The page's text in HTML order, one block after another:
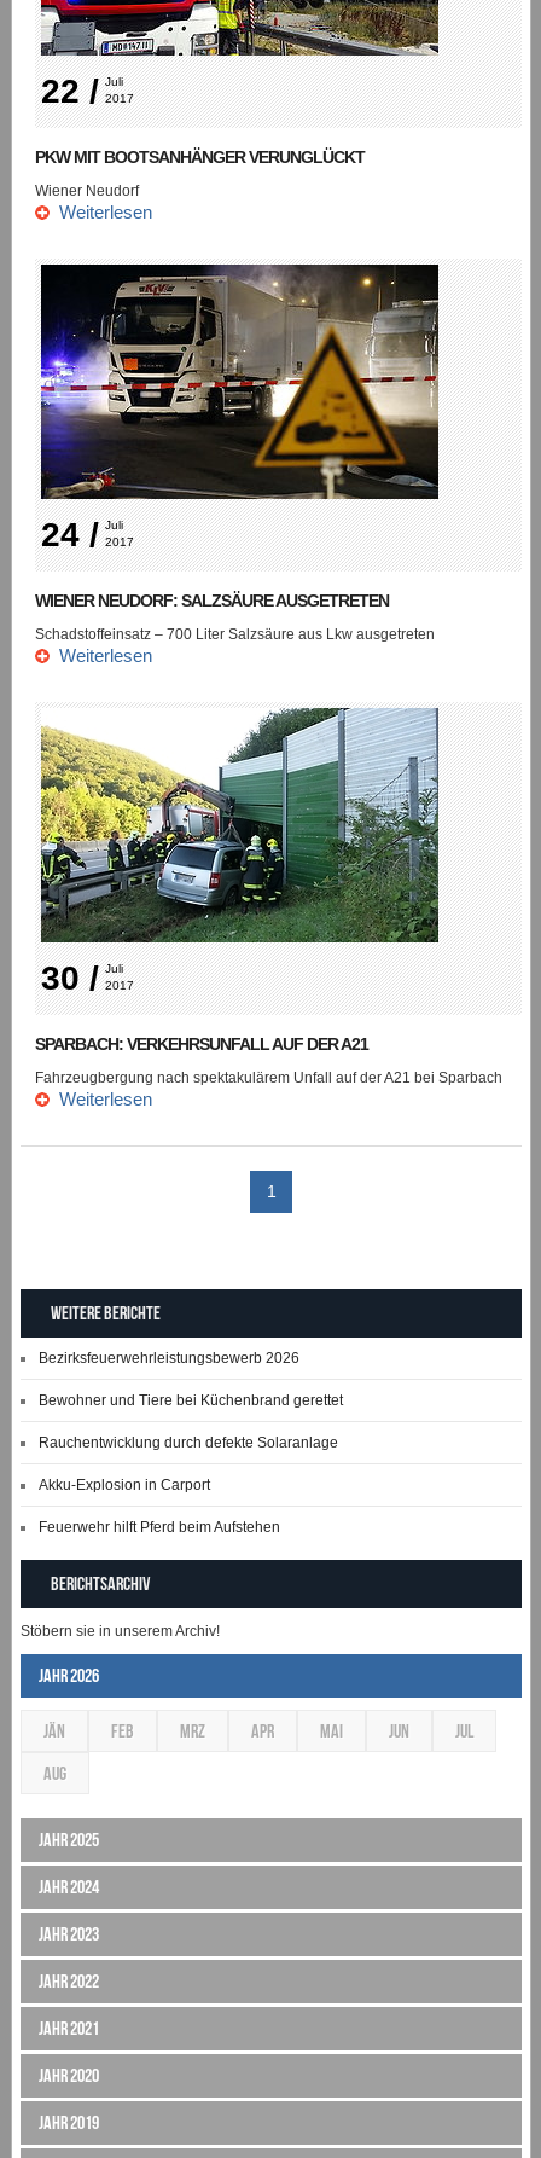
22 / Juli
2017
PKW MIT BOOTSANHÄNGER VERUNGLÜCKT
Wiener Neudorf
Weiterlesen
24 / Juli
2017
WIENER NEUDORF: SALZSÄURE AUSGETRETEN
Schadstoffeinsatz – 700 Liter Salzsäure aus Lkw ausgetreten
Weiterlesen
30 / Juli
2017
SPARBACH: VERKEHRSUNFALL AUF DER A21
Fahrzeugbergung nach spektakulärem Unfall auf der A21 bei Sparbach
Weiterlesen
1
Weitere Berichte
Bezirksfeuerwehrleistungsbewerb 2026
Bewohner und Tiere bei Küchenbrand gerettet
Rauchentwicklung durch defekte Solaranlage
Akku-Explosion in Carport
Feuerwehr hilft Pferd beim Aufstehen
Berichtsarchiv
Stöbern sie in unserem Archiv!
Jahr 2026
JÄN FEB MRZ APR MAI JUN JUL
AUG
Jahr 2025
Jahr 2024
Jahr 2023
Jahr 2022
Jahr 2021
Jahr 2020
Jahr 2019